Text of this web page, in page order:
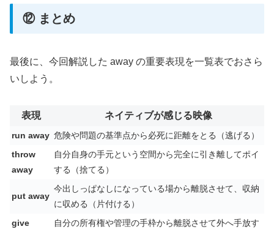
⑫ まとめ
最後に、今回解説した away の重要表現を一覧表でおさら
いしよう。
表現 ネイティブが感じる映像
run away 危険や問題の基準点から必死に距離をとる（逃げる）
throw
away
自分自身の手元という空間から完全に引き離してポイ
する（捨てる）
put away
今出しっぱなしになっている場から離脱させて、収納
に収める（片付ける）
give
自分の所有権や管理の手枠から離脱させて外へ手放す